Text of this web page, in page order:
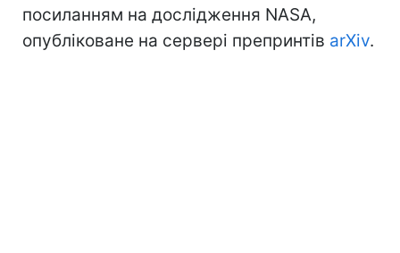
посиланням на дослідження NASA,
опубліковане на сервері препринтів arXiv.